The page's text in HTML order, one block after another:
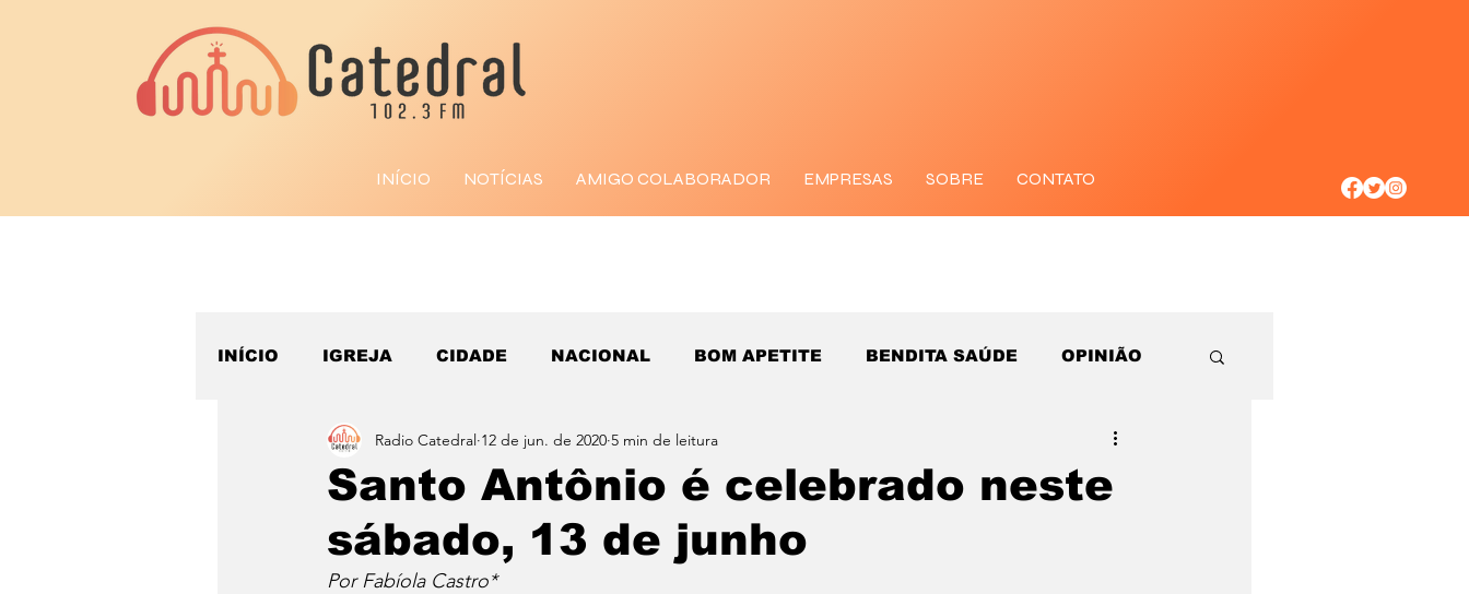
INÍCIO NOTÍCIAS AMIGO COLABORADOR EMPRESAS SOBRE CONTATO
INÍCIO IGREJA CIDADE NACIONAL BOM APETITE BENDITA SAÚDE OPINIÃO
ESPORTE
Santo Antônio é celebrado neste
sábado, 13 de junho
Radio Catedral 12 de jun. de 2020 5 min de leitura
Por Fabíola Castro*